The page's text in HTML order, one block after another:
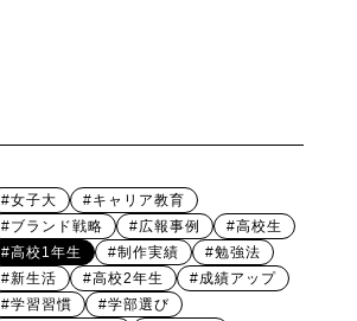
#女子大
#キャリア教育
#ブランド戦略
#広報事例
#高校生
#高校1年生
#制作実績
#勉強法
#新生活
#高校2年生
#成績アップ
#学習習慣
#学部選び